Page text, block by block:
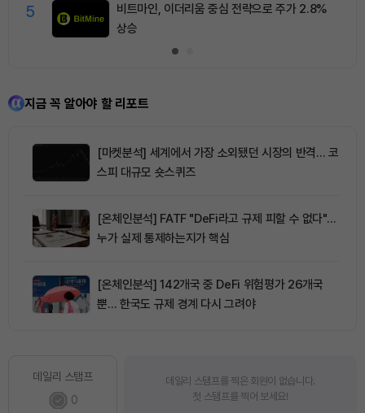
5
비트마인, 이더리움 중심 전략으로 주가 2.8%
상승
지금 꼭 알아야 할 리포트
[마켓분석] 세계에서 가장 소외됐던 시장의 반격… 코
스피 대규모 숏스퀴즈
[온체인분석] FATF "DeFi라고 규제 피할 수 없다"…
누가 실제 통제하는지가 핵심
[온체인분석] 142개국 중 DeFi 위험평가 26개국
뿐… 한국도 규제 경계 다시 그려야
데일리 스탬프
0
데일리 스탬프를 찍은 회원이 없습니다.
첫 스탬프를 찍어 보세요!